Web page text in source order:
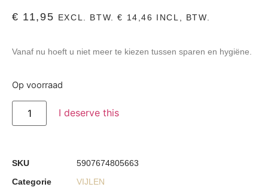
€ 11,95 EXCL. BTW.€ 14,46 INCL, BTW.
Vanaf nu hoeft u niet meer te kiezen tussen sparen en hygiëne.
Op voorraad
I deserve this
SKU
5907674805663
Categorie
VIJLEN